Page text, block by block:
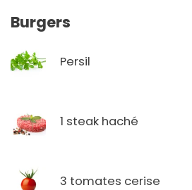
Burgers
Persil
1 steak haché
3 tomates cerise